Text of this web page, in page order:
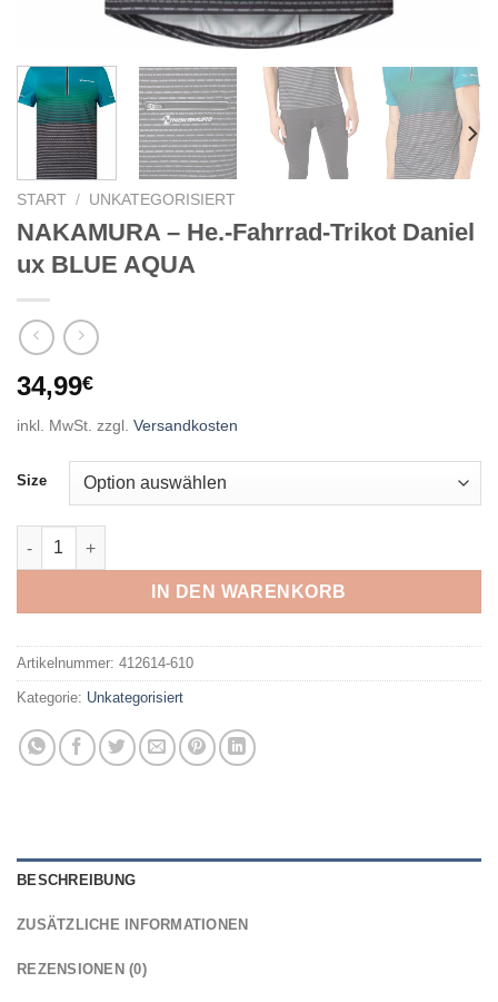
START / UNKATEGORISIERT
NAKAMURA – He.-Fahrrad-Trikot Daniel
ux BLUE AQUA
34,99€
inkl. MwSt. zzgl. Versandkosten
Size
NAKAMURA - He.-Fahrrad-Trikot Daniel ux BLUE AQUA Menge
IN DEN WARENKORB
Artikelnummer: 412614-610
Kategorie: Unkategorisiert
BESCHREIBUNG
ZUSÄTZLICHE INFORMATIONEN
REZENSIONEN (0)